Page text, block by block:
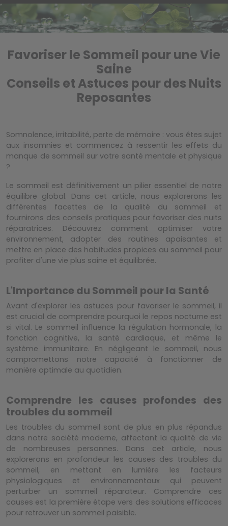
Favoriser le Sommeil pour une Vie
Saine
Conseils et Astuces pour des Nuits
Reposantes
Somnolence, irritabilité, perte de mémoire : vous êtes sujet
aux insomnies et commencez à ressentir les effets du
manque de sommeil sur votre santé mentale et physique
?
Le sommeil est définitivement un pilier essentiel de notre
équilibre global. Dans cet article, nous explorerons les
différentes facettes de la qualité du sommeil et
fournirons des conseils pratiques pour favoriser des nuits
réparatrices. Découvrez comment optimiser votre
environnement, adopter des routines apaisantes et
mettre en place des habitudes propices au sommeil pour
profiter d'une vie plus saine et équilibrée.
L'Importance du Sommeil pour la Santé
Avant d'explorer les astuces pour favoriser le sommeil, il
est crucial de comprendre pourquoi le repos nocturne est
si vital. Le sommeil influence la régulation hormonale, la
fonction cognitive, la santé cardiaque, et même le
système immunitaire. En négligeant le sommeil, nous
compromettons notre capacité à fonctionner de
manière optimale au quotidien.
Comprendre les causes profondes des
troubles du sommeil
Les troubles du sommeil sont de plus en plus répandus
dans notre société moderne, affectant la qualité de vie
de nombreuses personnes. Dans cet article, nous
explorerons en profondeur les causes des troubles du
sommeil, en mettant en lumière les facteurs
physiologiques et environnementaux qui peuvent
perturber un sommeil réparateur. Comprendre ces
causes est la première étape vers des solutions efficaces
pour retrouver un sommeil paisible.